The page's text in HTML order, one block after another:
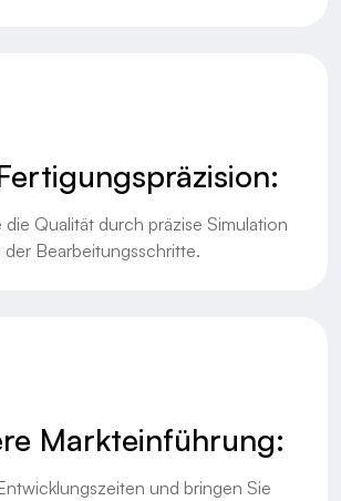
die Qualität durch präzise Simulation
Bearbeitungsschritte.
Markteinführung:
und bringen Sie